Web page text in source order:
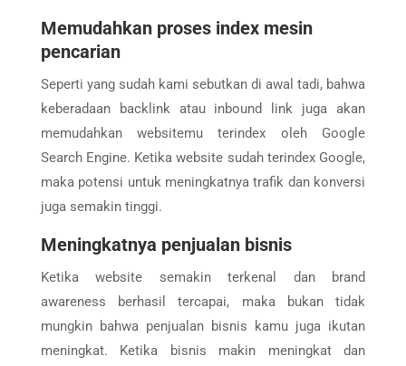
Memudahkan proses index mesin
pencarian
Seperti yang sudah kami sebutkan di awal tadi, bahwa
keberadaan backlink atau inbound link juga akan
memudahkan websitemu terindex oleh Google
Search Engine. Ketika website sudah terindex Google,
maka potensi untuk meningkatnya trafik dan konversi
juga semakin tinggi.
Meningkatnya penjualan bisnis
Ketika website semakin terkenal dan brand
awareness berhasil tercapai, maka bukan tidak
mungkin bahwa penjualan bisnis kamu juga ikutan
meningkat. Ketika bisnis makin meningkat dan